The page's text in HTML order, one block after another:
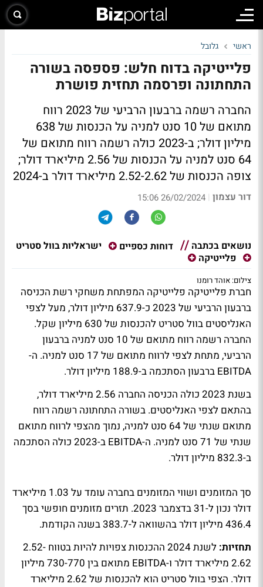
ראשי גלובל
פלייטיקה בדוח חלש: פספסה בשורה
התחתונה ופרסמה תחזית פושרת
החברה רשמה ברבעון הרביעי של 2023 רווח
מתואם של 10 סנט למניה על הכנסות של 638
מיליון דולר; ב-2023 כולה רשמה רווח מתואם של
64 סנט למניה על הכנסות של 2.56 מיליארד דולר;
צופה הכנסות של 2.52-2.62 מיליארד דולר ב-2024
דור עצמון |
26/02/2024 15:06
נושאים בכתבה דוחות כספיים
ישראליות בוול סטריט
פלייטיקה
צילום: אוהד רומנו
חברת פלייטיקה פלייטיקה המפתחת משחקי רשת הכניסה
ברבעון הרביעי של 2023 כ-637.9 מיליון דולר, מעל לצפי
האנליסטים בוול סטריט להכנסות של 630 מיליון שקל.
החברה רשמה רווח מתואם של 10 סנט למניה ברבעון
הרביעי, מתחת לצפי לרווח מתואם של 17 סנט למניה. ה-
EBITDA ברבעון הסתכמה ב-188.9 מיליון דולר.
בשנת 2023 כולה הכניסה החברה 2.56 מיליארד דולר,
בהתאם לצפי האנליסטים. בשורה התחתונה רשמה רווח
מתואם שנתי של 64 סנט למניה, נמוך מהצפי לרווח מתואם
שנתי של 71 סנט למניה. ה-EBITDA ב-2023 כולה הסתכמה
ב-832.3 מיליון דולר.
סך המזומנים ושווי המזומנים בחברה עומד על 1.03 מיליארד
דולר נכון ל-31 בדצמבר 2023. תזרים מזומנים חופשי בסך
436.4 מיליון דולר בהשוואה ל-383.7 בשנה הקודמת.
תחזיות:
לשנת 2024 ההכנסות צפויות להיות בטווח 2.52-
2.62 מיליארד דולר ו-EBITDA מתואם בין 730-770 מיליון
דולר. הצפי בוול סטריט הוא להכנסות של 2.62 מיליארד